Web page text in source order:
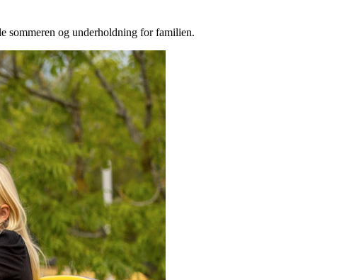
sommeren og underholdning for familien.